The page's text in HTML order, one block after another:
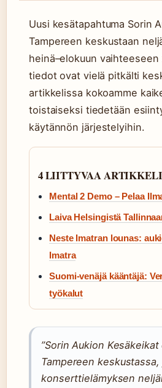
Uusi kesätapahtuma Sorin
Tampereen keskustaan
heinä–elokuun
tiedot ovat vielä pitkälti
artikkelissa kokoamme
toistaiseksi tiedetään
käytännön järjestelyihin.
4 LIITTYVAA
Mental 2 Demo – Pelaa
Laiva Helsingistä
Neste Imatran lounas:
Imatra
Suomi-venäjä kääntäjä:
työkalut
”Sorin Aukion
Tampereen
konserttielämyksen